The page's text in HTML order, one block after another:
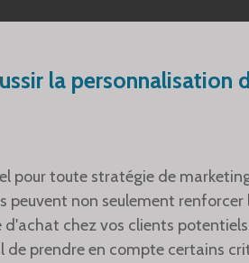
la personnalisation
pour toute stratégie de
peuvent non seulement renforcer
chez vos clients
de prendre en compte certains